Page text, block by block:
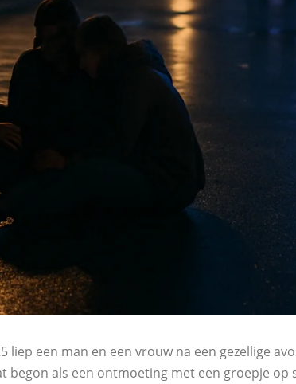
liep een man en een vrouw na een gezellige
begon als een ontmoeting met een groepje